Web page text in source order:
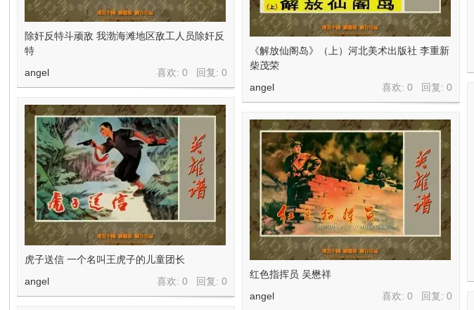
除奸反特斗顽敌 我渤海滩地区敌工人员除奸反
特
喜欢: 0 回复:0
angel
《解放仙阁岛》（上）河北美术出版社 李重新
柴茂荣
喜欢: 0 回复:0
angel
虎子送信 一个名叫王虎子的儿童团长
喜欢: 0 回复:0
angel
红色指挥员 吴懋祥
喜欢: 0 回复:0
angel